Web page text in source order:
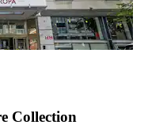
Collection